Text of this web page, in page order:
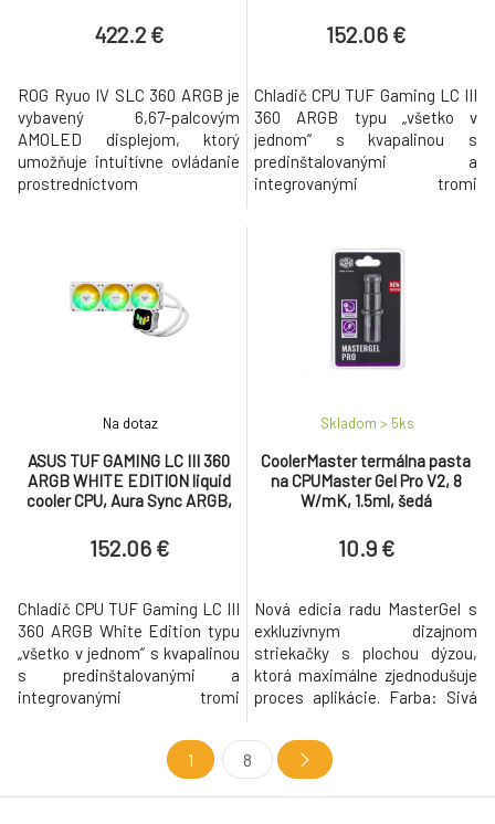
422.2 €
ROG Ryuo IV SLC 360 ARGB je
vybavený 6,67-palcovým
AMOLED displejom, ktorý
umožňuje intuitívne ovládanie
prostredníctvom
Inovatívny dizajn zakrivenej
obrazovky láme hranice medzi
virtuálnym a skutočným.
152.06 €
Chladič CPU TUF Gaming LC III
360 ARGB typu „všetko v
jednom“ s kvapalinou s
predinštalovanými a
integrovanými tromi
statický tlak; účinné čerpadlo
zabezpečuje optimálnu
prevádzkovú teplotu CPU. Vyšší
prietok vzduchu a statický tlak
poskytujú komplexné zvýšenie
výkonu v porovnaní s ra
ASUS TUF GAMING LC III 360
ARGB WHITE EDITION liquid
cooler CPU, Aura Sync ARGB,
Na dotaz
152.06 €
Chladič CPU TUF Gaming LC III
360 ARGB White Edition typu
„všetko v jednom“ s kvapalinou
s predinštalovanými a
integrovanými tromi
vysoký prietok vzduchu a
statický tlak; účinné čerpadlo
zabezpečuje optimálnu
CoolerMaster termálna pasta
na CPUMaster Gel Pro V2, 8
W/mK, 1.5ml, šedá
Skladom > 5ks
10.9 €
Nová edícia radu MasterGel s
exkluzívnym dizajnom
striekačky s plochou dýzou,
ktorá maximálne zjednodušuje
proces aplikácie. Farba: Sivá
Špecifická hmotnosť: 2,6
(g/cm3) (25°C) Objem: 1,5ml
1 8